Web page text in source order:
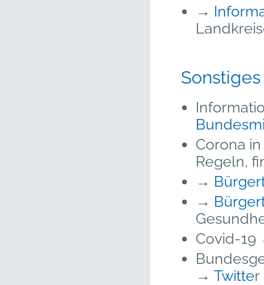
→
Sonstiges
Corona
Regeln,
→
→
Covid-
→Twitter